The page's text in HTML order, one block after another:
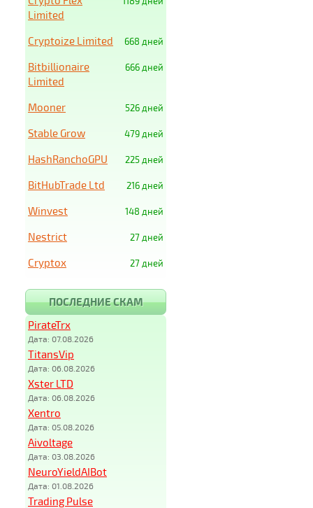
Limited
668 дней
Cryptoize Limited
666 дней
Bitbillionaire
Limited
526 дней
Mooner
479 дней
Stable Grow
225 дней
HashRanchoGPU
216 дней
BitHubTrade Ltd
148 дней
Winvest
27 дней
Nestrict
27 дней
Cryptox
ПОСЛЕДНИЕ СКАМ
PirateTrx
Дата: 07.08.2026
TitansVip
Дата: 06.08.2026
Xster LTD
Дата: 06.08.2026
Xentro
Дата: 05.08.2026
Aivoltage
Дата: 03.08.2026
NeuroYieldAIBot
Дата: 01.08.2026
Trading Pulse